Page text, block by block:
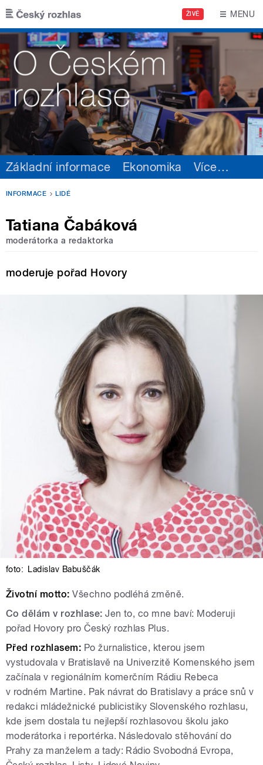
Přejít k hlavnímu obsahu
ŽIVĚ MENU
Základní informace Ekonomika Více…
INFORMACE LIDÉ
Tatiana Čabáková
moderátorka a redaktorka
moderuje pořad Hovory
foto: Ladislav Babuščák
Životní motto:Všechno podléhá změně.
Co dělám v rozhlase: Jen to, co mne baví: Moderuji
pořad Hovory pro Český rozhlas Plus.
Před rozhlasem: Po žurnalistice, kterou jsem
vystudovala v Bratislavě na Univerzitě Komenského jsem
začínala v regionálním komerčním Rádiu Rebeca
v rodném Martine. Pak návrat do Bratislavy a práce snů v
redakci mládežnické publicistiky Slovenského rozhlasu,
kde jsem dostala tu nejlepší rozhlasovou školu jako
moderátorka i reportérka. Následovalo stěhování do
Prahy za manželem a tady: Rádio Svobodná Evropa,